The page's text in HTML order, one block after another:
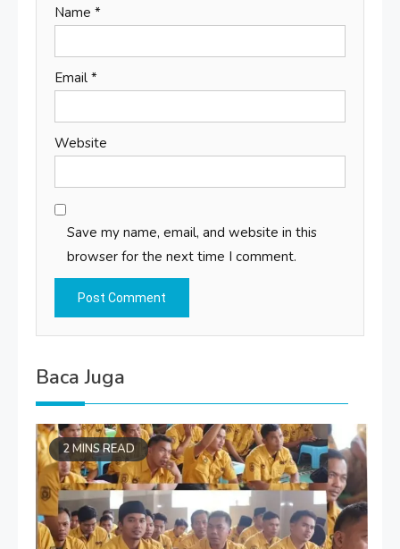
Name *
Email *
Website
Save my name, email, and website in this
browser for the next time I comment.
Baca Juga
2 MINS READ